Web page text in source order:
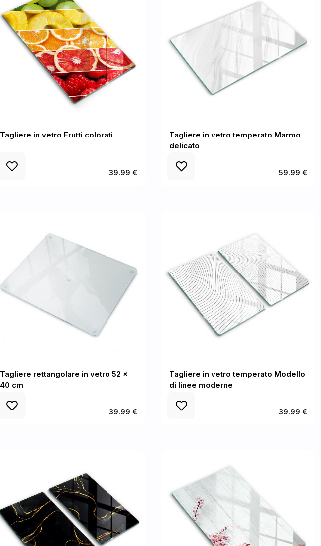
Tagliere in vetro Frutti colorati
39.99 €
Tagliere in vetro temperato Marmo
delicato
59.99 €
Tagliere rettangolare in vetro 52 x
40 cm
39.99 €
Tagliere in vetro temperato Modello
di linee moderne
39.99 €